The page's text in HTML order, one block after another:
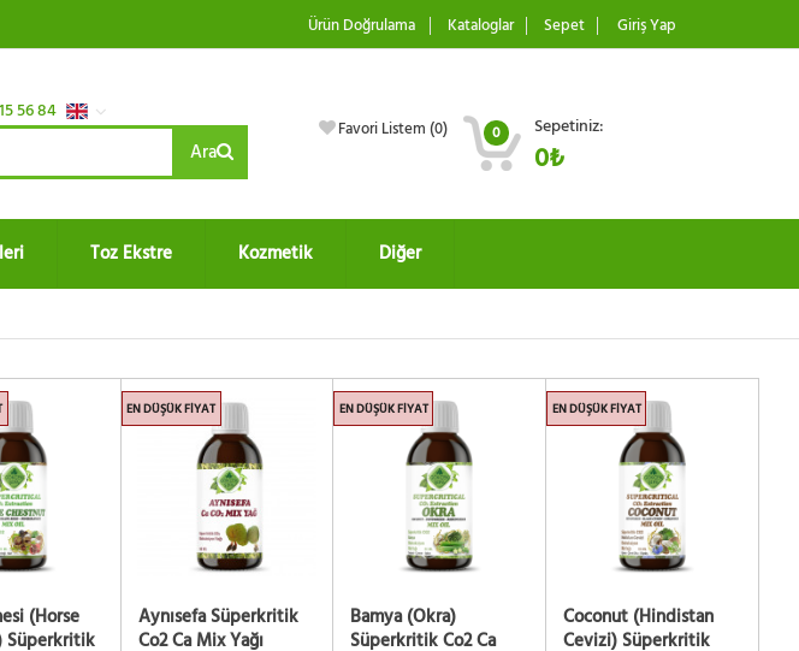
Ürün Doğrulama Kataloglar Sepet Giriş Yap
56 84
Ara
Favori Listem (0) 0 Sepetiniz:
0₺
Toz Ekstre Kozmetik Diğer
(Horse
Süperkritik
EN DÜŞÜK FIYAT
Aynısefa Süperkritik
Co2 Ca Mix Yağı
EN DÜŞÜK FIYAT
Bamya (Okra)
Süperkritik Co2 Ca
EN DÜŞÜK FIYAT
Coconut (Hindistan
Cevizi) Süperkritik